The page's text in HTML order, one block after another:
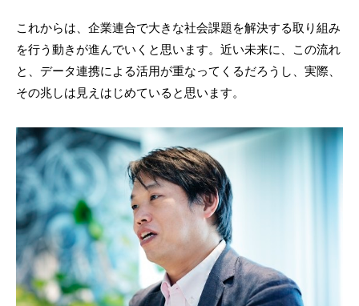
これからは、企業連合で大きな社会課題を解決する取り組み
を行う動きが進んでいくと思います。近い未来に、この流れ
と、データ連携による活用が重なってくるだろうし、実際、
その兆しは見えはじめていると思います。